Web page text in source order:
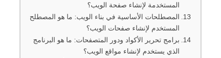
المستخدمة لإنشاء صفحة الويب؟
المصطلحات الأساسية في بناء الويب: ما هو المصطلح
المستخدم لإنشاء صفحات الويب؟
برامج تحرير الأكواد ودور المتصفحات: ما هو البرنامج
الذي يستخدم لإنشاء مواقع الويب؟